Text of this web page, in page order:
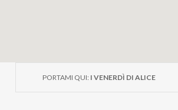
PORTAMI QUI: I VENERDÌ DI ALICE